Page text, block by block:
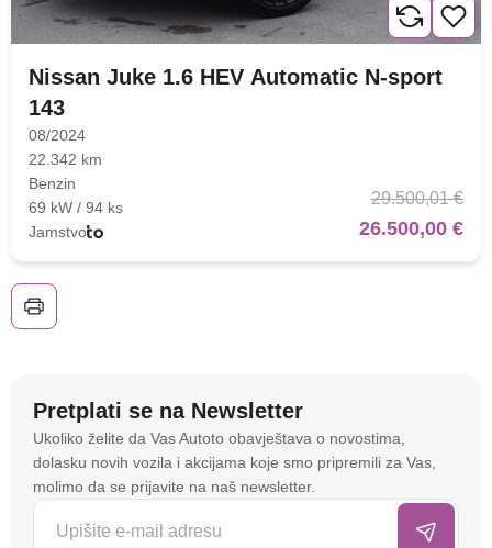
Nissan Juke 1.6 HEV Automatic N-sport
143
08/2024
22.342 km
Benzin
69 kW / 94 ks
Jamstvo
29.500,01 €
26.500,00 €
Pretplati se na Newsletter
Ukoliko želite da Vas Autoto obavještava o novostima,
dolasku novih vozila i akcijama koje smo pripremili za Vas,
molimo da se prijavite na naš newsletter.
Traži
Na stranici
tehnologije kako bismo spremali i pristupali
informacijama na vašem uređaju. To nam omogućuje
da poboljšamo funkcionalnost stranice, analiziramo
posjećenost te prikazujemo personalizirane oglase i